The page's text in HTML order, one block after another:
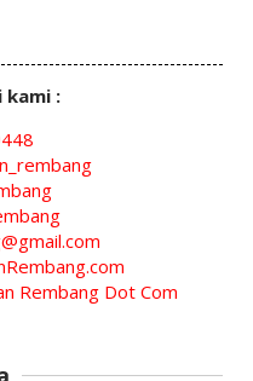
kami :
Rembang Dot Com